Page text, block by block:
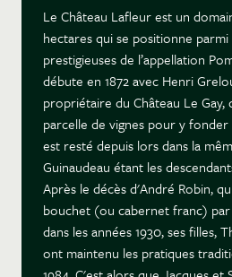
Le Château Lafleur est un
hectares qui se positionne
prestigieuses de l’appellation
débute en 1872 avec Henri
propriétaire du Château Le Gay,
parcelle de vignes pour y
est resté depuis lors dans la
Guinaudeau étant les
Après le décès d'André Robin,
bouchet (ou cabernet franc) par
dans les années 1930, ses filles,
ont maintenu les pratiques